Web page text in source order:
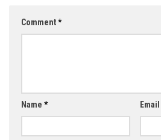
Comment*
Name * Email